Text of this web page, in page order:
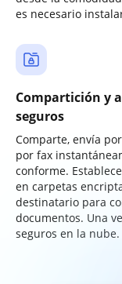
es necesario
Compartición y
seguros
Comparte, envía
por fax
conforme.
en carpetas
destinatario para
documentos. Una
seguros en la nube.